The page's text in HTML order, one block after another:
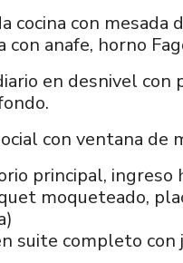
cocina con
con anafe, horno
en desnivel con
con ventana de
principal, ingreso
moqueteado,
suite completo con